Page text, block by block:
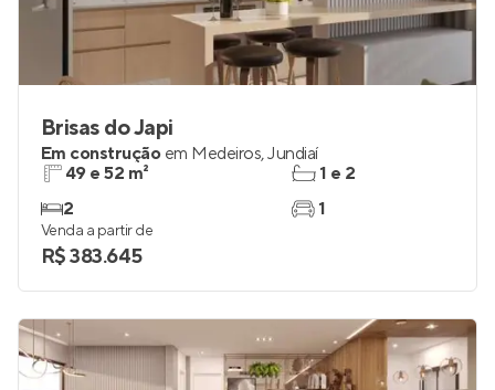
Brisas do Japi
Em construção em Medeiros,Jundiaí
49 e 52 m²
2
1 e 2
1
Venda a partir de
R$ 383.645